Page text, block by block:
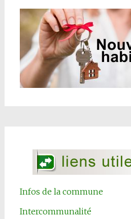
Infos de la commune
Intercommunalité